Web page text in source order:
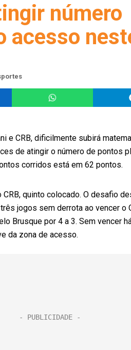
número
acesso
e CRB, dificilmente subirá
de atingir o número de pontos
corridos está em 62 pontos.
quinto colocado. O desafio
jogos sem derrota ao vencer o
Brusque por 4 a 3. Sem vencer
da zona de acesso.